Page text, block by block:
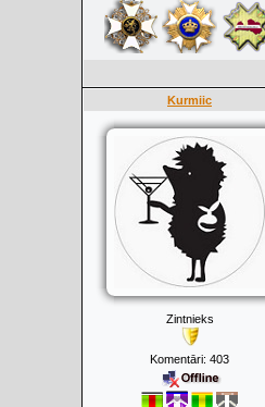
Kurmiic
Zintnieks
Komentāri: 403